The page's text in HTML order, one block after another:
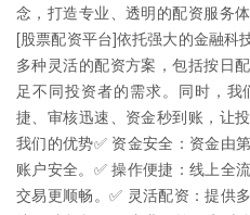
念，打造专业、透明的配资服务
[股票配资平台]依托强大的金融科
多种灵活的配资方案，包括按日
足不同投资者的需求。同时，
捷、审核迅速、资金秒到账，让
我们的优势✅ 资金安全：资金由
账户安全。✅ 操作便捷：线上全
交易更顺畅。✅ 灵活配资：提供